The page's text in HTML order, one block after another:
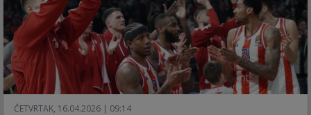
ČETVRTAK, 16.04.2026 | 09:14